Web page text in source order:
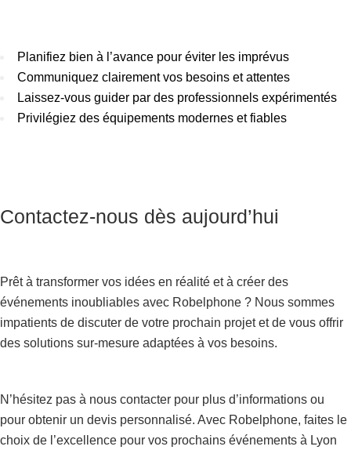
Planifiez bien à l’avance pour éviter les imprévus
Communiquez clairement vos besoins et attentes
Laissez-vous guider par des professionnels expérimentés
Privilégiez des équipements modernes et fiables
Contactez-nous dès aujourd’hui
Prêt à transformer vos idées en réalité et à créer des
événements inoubliables avec Robelphone ? Nous sommes
impatients de discuter de votre prochain projet et de vous offrir
des solutions sur-mesure adaptées à vos besoins.
N’hésitez pas à nous contacter pour plus d’informations ou
pour obtenir un devis personnalisé. Avec Robelphone, faites le
choix de l’excellence pour vos prochains événements à Lyon